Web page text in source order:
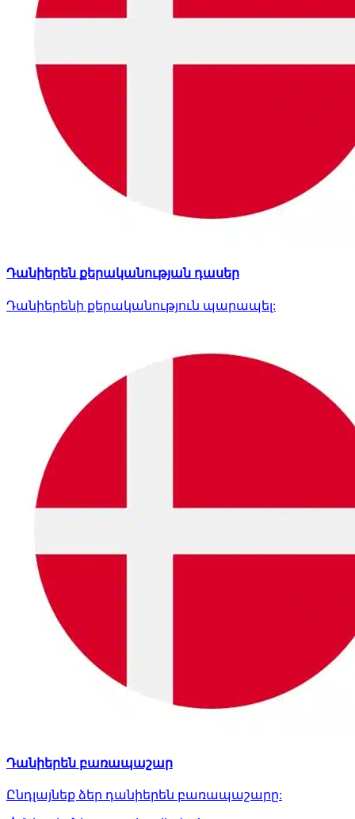
Դանիերեն քերականության դասեր
Դանիերենի քերականություն պարապել:
Դանիերեն բառապաշար
Ընդլայնեք ձեր դանիերեն բառապաշարը: